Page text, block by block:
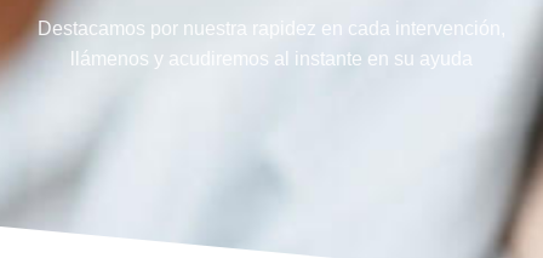
Destacamos por nuestra rapidez en cada intervención,
llámenos y acudiremos al instante en su ayuda